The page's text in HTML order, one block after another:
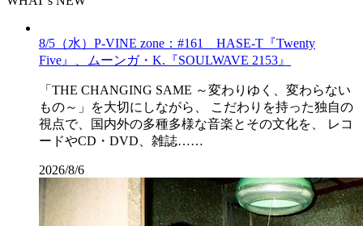
8/5（水）P-VINE zone：#161 HASE-T『Twenty
Five』、ムーンガ・K.『SOULWAVE 2153』
「THE CHANGING SAME ～変わりゆく、変わらない
もの～」を大切にしながら、 こだわりを持った独自の
視点で、国内外の多種多様な音楽とその文化を、 レコ
ードやCD・DVD、雑誌……
2026/8/6